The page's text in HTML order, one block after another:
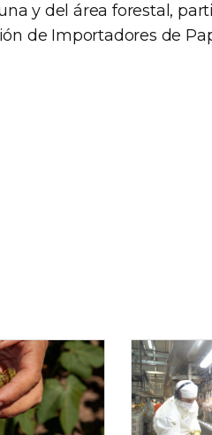
y del área forestal,
de Importadores de